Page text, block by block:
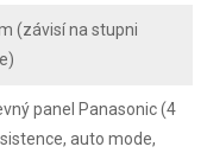
(závisí na stupni
panel Panasonic (4
auto mode,